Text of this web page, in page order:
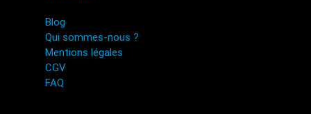
Blog
Qui sommes-nous ?
Mentions légales
CGV
FAQ